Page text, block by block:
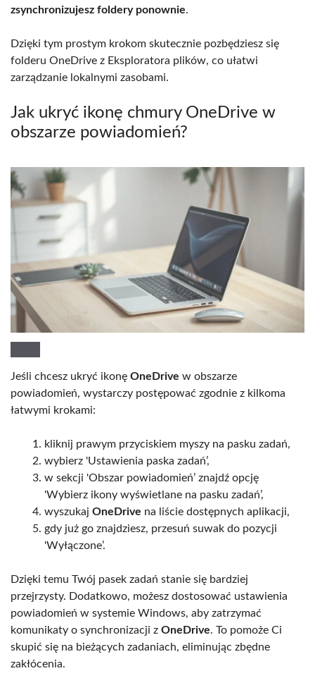
zsynchronizujesz foldery ponownie.
Dzięki tym prostym krokom skutecznie pozbędziesz się
folderu OneDrive z Eksploratora plików, co ułatwi
zarządzanie lokalnymi zasobami.
Jak ukryć ikonę chmury OneDrive w
obszarze powiadomień?
Jeśli chcesz ukryć ikonę OneDrive w obszarze
powiadomień, wystarczy postępować zgodnie z kilkoma
łatwymi krokami:
kliknij prawym przyciskiem myszy na pasku zadań,
wybierz 'Ustawienia paska zadań’,
w sekcji 'Obszar powiadomień’ znajdź opcję
'Wybierz ikony wyświetlane na pasku zadań’,
wyszukaj OneDrive na liście dostępnych aplikacji,
gdy już go znajdziesz, przesuń suwak do pozycji
'Wyłączone’.
Dzięki temu Twój pasek zadań stanie się bardziej
przejrzysty. Dodatkowo, możesz dostosować ustawienia
powiadomień w systemie Windows, aby zatrzymać
komunikaty o synchronizacji z OneDrive. To pomoże Ci
skupić się na bieżących zadaniach, eliminując zbędne
zakłócenia.